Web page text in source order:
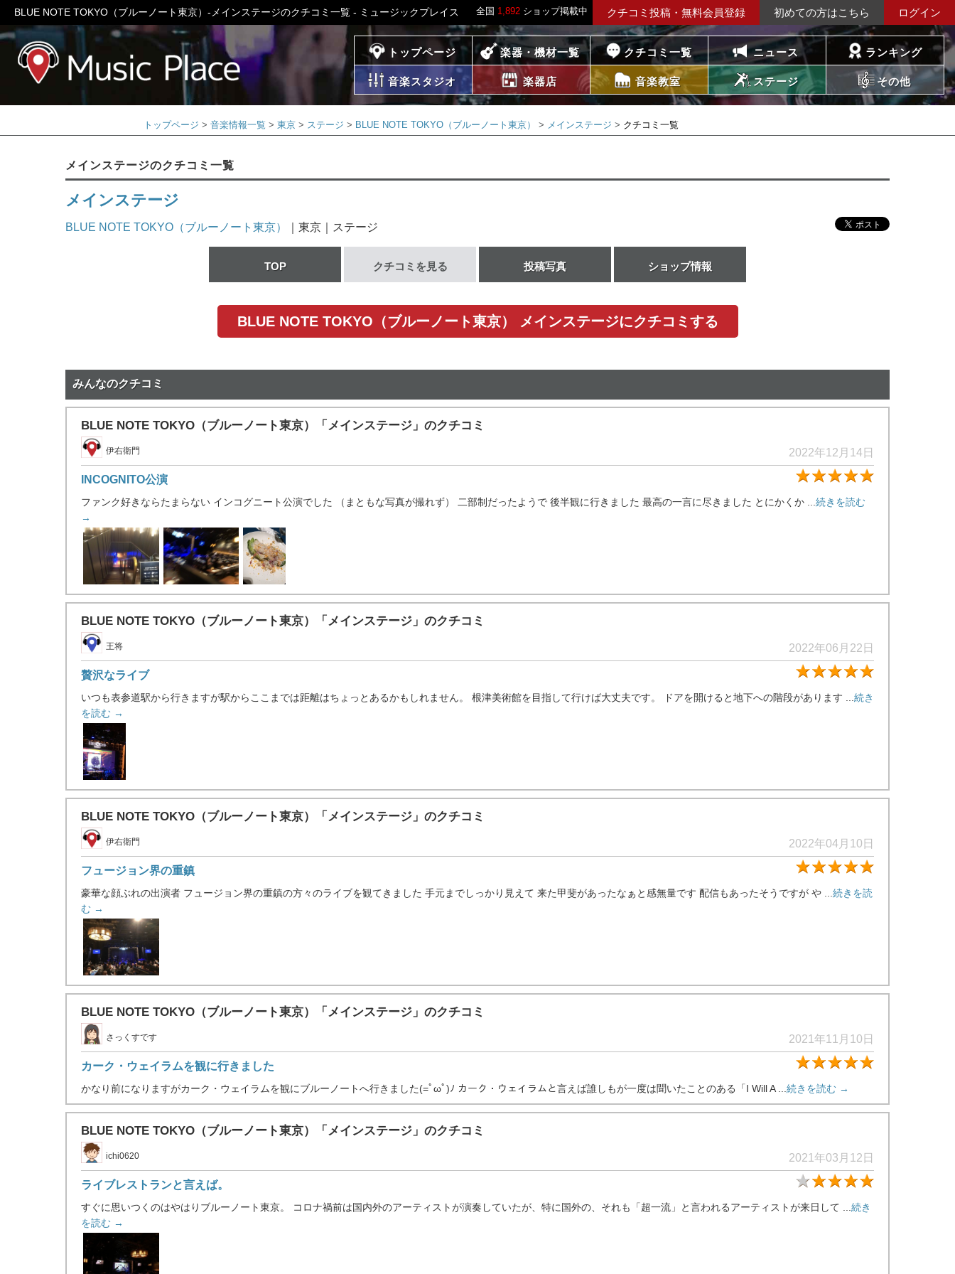
全国 1,892 ショップ掲載中 クチコミ投稿・無料会員登録 初めての方はこちら ログイン
BLUE NOTE TOKYO（ブルーノート東京）-メインステージのクチコミ一覧 - ミュージックプレイス
ミュージックプレイス トップページ 楽器・機材一覧 クチコミ一覧 ニュース ランキング
音楽スタジオ 楽器店 音楽教室 ステージ その他
トップページ 音楽情報一覧 東京 ステージ BLUE NOTE TOKYO（ブルーノート東京） メインステージ クチコミ一覧
メインステージのクチコミ一覧
メインステージ
BLUE NOTE TOKYO（ブルーノート東京） ｜東京｜ステージ
TOP クチコミを見る 投稿写真 ショップ情報
BLUE NOTE TOKYO（ブルーノート東京） メインステージにクチコミする
みんなのクチコミ
BLUE NOTE TOKYO（ブルーノート東京）「メインステージ」のクチコミ
伊右衛門 2022年12月14日
INCOGNITO公演
ファンク好きならたまらない インコグニート公演でした （まともな写真が撮れず） 二部制だったようで 後半観に行きました 最高の一言に尽きました とにかくか ... 続きを読む
→
BLUE NOTE TOKYO（ブルーノート東京）「メインステージ」のクチコミ
王将 2022年06月22日
贅沢なライブ
いつも表参道駅から行きますが駅からここまでは距離はちょっとあるかもしれません。 根津美術館を目指して行けば大丈夫です。 ドアを開けると地下への階段があります ... 続き
を読む →
BLUE NOTE TOKYO（ブルーノート東京）「メインステージ」のクチコミ
伊右衛門 2022年04月10日
フュージョン界の重鎮
豪華な顔ぶれの出演者 フュージョン界の重鎮の方々のライブを観てきました 手元までしっかり見えて 来た甲斐があったなぁと感無量です 配信もあったそうですが や ... 続きを読
む →
BLUE NOTE TOKYO（ブルーノート東京）「メインステージ」のクチコミ
さっくすです 2021年11月10日
カーク・ウェイラムを観に行きました
かなり前になりますがカーク・ウェイラムを観にブルーノートへ行きました(=ﾟωﾟ)ﾉ カーク・ウェイラムと言えば誰しもが一度は聞いたことのある「I Will A ... 続きを読む →
BLUE NOTE TOKYO（ブルーノート東京）「メインステージ」のクチコミ
ichi0620 2021年03月12日
ライブレストランと言えば。
すぐに思いつくのはやはりブルーノート東京。 コロナ禍前は国内外のアーティストが演奏していたが、特に国外の、それも「超一流」と言われるアーティストが来日して ... 続き
を読む →